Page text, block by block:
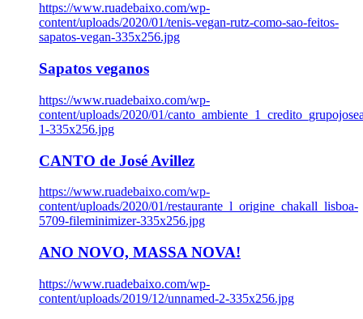
https://www.ruadebaixo.com/wp-
content/uploads/2020/01/tenis-vegan-rutz-como-sao-feitos-
sapatos-vegan-335x256.jpg
Sapatos veganos
https://www.ruadebaixo.com/wp-
content/uploads/2020/01/
1-335x256.jpg
CANTO de José Avillez
https://www.ruadebaixo.com/wp-
content/uploads/2020/01/restaurante_l_origine_chakall_lisboa-
5709-fileminimizer-335x256.jpg
ANO NOVO, MASSA NOVA!
https://www.ruadebaixo.com/wp-
content/uploads/2019/12/unnamed-2-335x256.jpg